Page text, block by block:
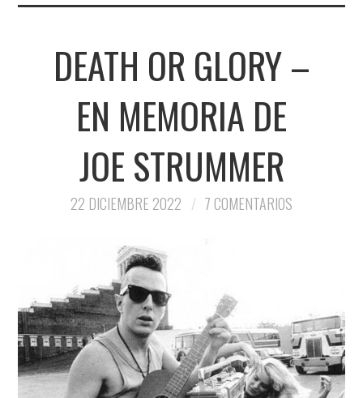
DEATH OR GLORY –
EN MEMORIA DE
JOE STRUMMER
22 DICIEMBRE 2022 7 COMENTARIOS